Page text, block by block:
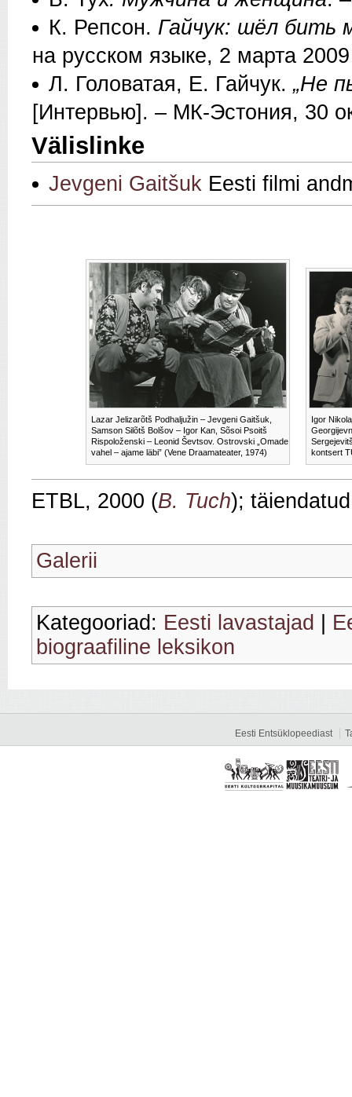
К. Репсон. Гайчук: шëл бить
на русском языке, 2 марта 2009
Л. Головатая, Е. Гайчук. „Не
[Интервью]. – МК-Эстония, 30
Välislinke
Jevgeni Gaitšuk Eesti filmi
Lazar Jelizarõtš Podhaljužin – Jevgeni Gaitšuk,
Samson Silõtš Bolšov – Igor Kan, Sõsoi Psoitš
Rispoloženski – Leonid Ševtsov. Ostrovski „Omade
vahel – ajame läbi” (Vene Draamateater, 1974)
Igor
kontsert
ETBL, 2000 (B. Tuch);
Galerii
Kategooriad: Eesti lavastajad
biograafiline leksikon
Eesti Entsüklopeediast